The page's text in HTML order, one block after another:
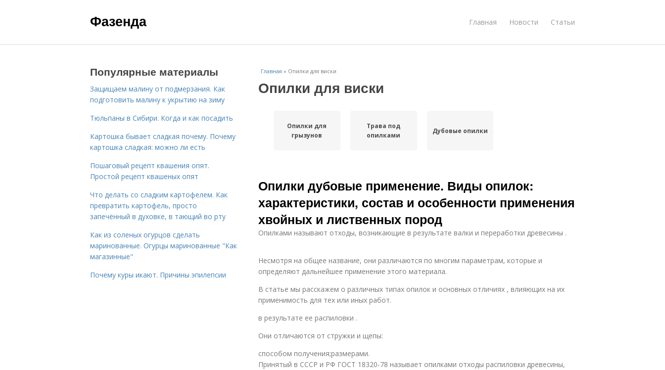
Фазенда Главная Новости Статьи
Главная » Опилки для виски
Опилки для виски
Опилки для
грызунов
Трава под
опилками
Дубовые опилки
Опилки дубовые применение. Виды опилок:
характеристики, состав и особенности применения
хвойных и лиственных пород
Опилками называют отходы, возникающие в результате валки и переработки древесины .
Несмотря на общее название, они различаются по многим параметрам, которые и
определяют дальнейшее применение этого материала.
В статье мы расскажем о различных типах опилок и основных отличиях , влияющих на их
применимость для тех или иных работ.
в результате ее распиловки .
Они отличаются от стружки и щепы:
способом получения;размерами.
Принятый в СССР и РФ ГОСТ 18320-78 называет опилками отходы распиловки древесины,
Популярные материалы
Защищаем малину от подмерзания. Как
подготовить малину к укрытию на зиму
Тюльпаны в Сибири. Когда и как посадить
Картошка бывает сладкая почему. Почему
картошка сладкая: можно ли есть
Пошаговый рецепт квашения опят.
Простой рецепт квашеных опят
Что делать со сладким картофелем. Как
превратить картофель, просто
запечённый в духовке, в тающий во рту
Как из соленых огурцов сделать
маринованные. Огурцы маринованные "Как
магазинные"
Почему куры икают. Причины эпилепсии